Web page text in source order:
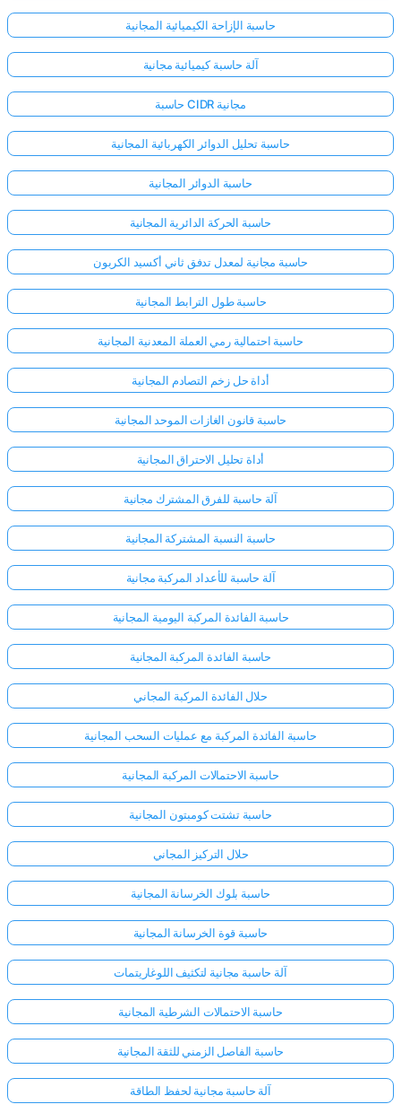
حاسبة الإزاحة الكيميائية المجانية
آلة حاسبة كيميائية مجانية
حاسبة CIDR مجانية
حاسبة تحليل الدوائر الكهربائية المجانية
حاسبة الدوائر المجانية
حاسبة الحركة الدائرية المجانية
حاسبة مجانية لمعدل تدفق ثاني أكسيد الكربون
حاسبة طول الترابط المجانية
حاسبة احتمالية رمي العملة المعدنية المجانية
أداة حل زخم التصادم المجانية
حاسبة قانون الغازات الموحد المجانية
أداة تحليل الاحتراق المجانية
آلة حاسبة للفرق المشترك مجانية
حاسبة النسبة المشتركة المجانية
آلة حاسبة للأعداد المركبة مجانية
حاسبة الفائدة المركبة اليومية المجانية
حاسبة الفائدة المركبة المجانية
حلال الفائدة المركبة المجاني
حاسبة الفائدة المركبة مع عمليات السحب المجانية
حاسبة الاحتمالات المركبة المجانية
حاسبة تشتت كومبتون المجانية
حلال التركيز المجاني
حاسبة بلوك الخرسانة المجانية
حاسبة قوة الخرسانة المجانية
آلة حاسبة مجانية لتكثيف اللوغاريتمات
حاسبة الاحتمالات الشرطية المجانية
حاسبة الفاصل الزمني للثقة المجانية
آلة حاسبة مجانية لحفظ الطاقة